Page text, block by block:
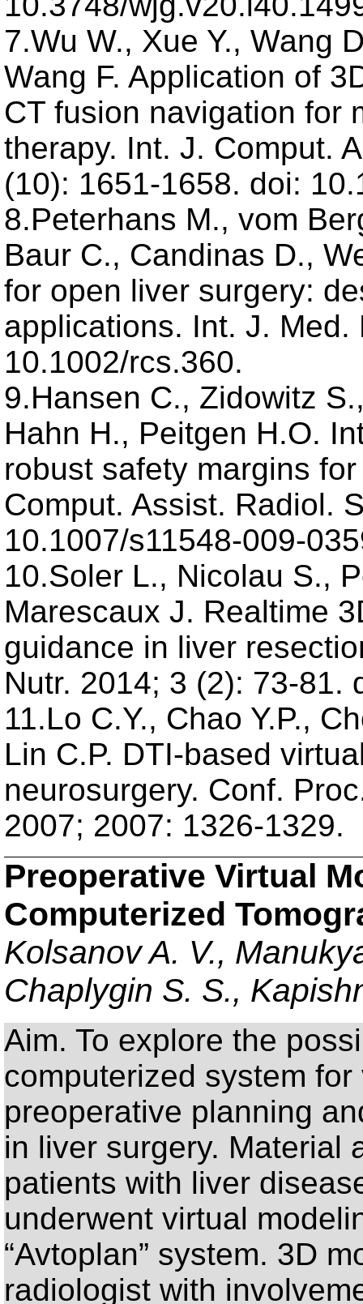
7.Wu W., Xue Y., Wang
Wang F. Application of
CT fusion navigation for
therapy. Int. J. Comput.
(10): 1651-1658. doi:
8.Peterhans M., vom
Baur C., Candinas D.,
for open liver surgery:
applications. Int. J.
10.1002/rcs.360.
9.Hansen C., Zidowitz
Hahn H., Peitgen H.O.
robust safety margins
Comput. Assist. Radiol.
10.1007/s11548-009-
10.Soler L., Nicolau S.,
Marescaux J. Realtime
guidance in liver
Nutr. 2014; 3 (2): 73-81.
11.Lo C.Y., Chao Y.P.,
Lin C.P. DTI-based
neurosurgery. Conf.
2007; 2007: 1326-1329.
Preoperative Virtual
Computerized
Kolsanov A. V.,
Chaplygin S. S.,
Aim. To explore the
computerized system
preoperative planning
in liver surgery. Material
patients with liver
underwent virtual
“Avtoplan” system. 3D
radiologist with